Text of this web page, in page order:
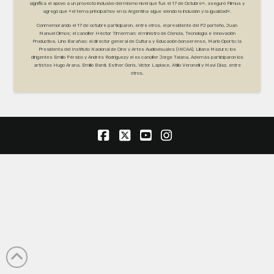
significa el apoyo a un proyecto inclusivo del mismo nivel que fue el 17 de Octubre», aseguró Filmus y
agregó que «el tema principal hoy en la Argentina sigue siendo la inclusión y la igualdad».
Conmemorando el 17 de octubre participaron, entre otros, el presidente del PJ porteño, Juan
Manuel Olmos; el canciller Héctor Timerman; el ministro de Ciencia, Tecnología e Innovación
Productiva, Lino Barañao; el director general de Cultura y Educación bonaerense, Mario Oporto; la
Presidenta del Instituto Nacional de Cine y Artes Audiovisuales (INCAA), Liliana Mazure; los
dirigentes Emilio Pérsico y Andrés Rodríguezy el ex canciller Jorge Taiana. Además participaron los
artistas Hugo Arana, Emilio Bardi, Esther Goris, Víctor Laplace, Atilio Veronelli y Mavi Díaz, entre
otros.